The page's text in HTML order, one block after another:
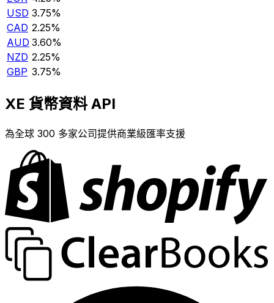
USD 3.75%
CAD 2.25%
AUD 3.60%
NZD 2.25%
GBP 3.75%
XE 貨幣資料 API
為全球 300 多家公司提供商業級匯率支援